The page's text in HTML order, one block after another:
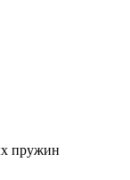
пружин